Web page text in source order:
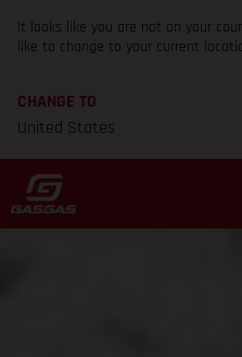
It looks like you are not on your
like to change to your current
CHANGE TO
United States